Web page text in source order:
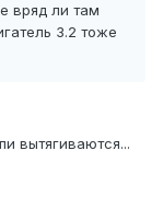
вряд ли там
3.2 тоже
вытягиваются...